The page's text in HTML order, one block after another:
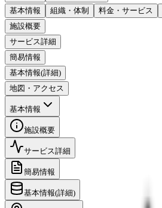
基本情報
組織・体制 料金・サービス
施設概要
サービス詳細
簡易情報
基本情報(詳細)
地図・アクセス
基本情報
施設概要
サービス詳細
簡易情報
基本情報(詳細)